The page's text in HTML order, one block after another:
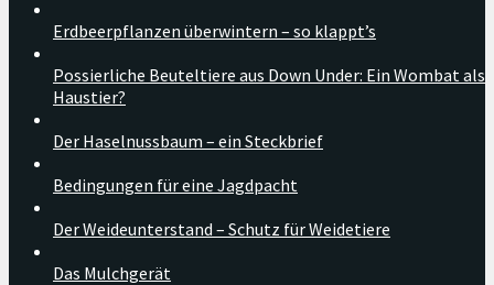
Erdbeerpflanzen überwintern – so klappt’s
Possierliche Beuteltiere aus Down Under: Ein Wombat als
Haustier?
Der Haselnussbaum – ein Steckbrief
Bedingungen für eine Jagdpacht
Der Weideunterstand – Schutz für Weidetiere
Das Mulchgerät